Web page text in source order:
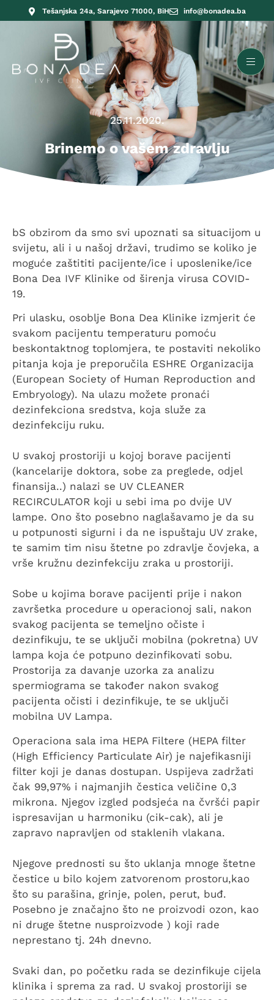
Tešanjska 24a, Sarajevo 71000, BiH info@bonadea.ba
25.11.2020.
Brinemo o vašem zdravlju
bS obzirom da smo svi upoznati sa situacijom u
svijetu, ali i u našoj državi, trudimo se koliko je
moguće zaštititi pacijente/ice i uposlenike/ice
Bona Dea IVF Klinike od širenja virusa COVID-
19.
Pri ulasku, osoblje Bona Dea Klinike izmjerit će
svakom pacijentu temperaturu pomoću
beskontaktnog toplomjera, te postaviti nekoliko
pitanja koja je preporučila ESHRE Organizacija
(European Society of Human Reproduction and
Embryology). Na ulazu možete pronaći
dezinfekciona sredstva, koja služe za
dezinfekciju ruku.
U svakoj prostoriji u kojoj borave pacijenti
(kancelarije doktora, sobe za preglede, odjel
finansija..) nalazi se UV CLEANER
RECIRCULATOR koji u sebi ima po dvije UV
lampe. Ono što posebno naglašavamo je da su
u potpunosti sigurni i da ne ispuštaju UV zrake,
te samim tim nisu štetne po zdravlje čovjeka, a
vrše kružnu dezinfekciju zraka u prostoriji.
Sobe u kojima borave pacijenti prije i nakon
završetka procedure u operacionoj sali, nakon
svakog pacijenta se temeljno očiste i
dezinfikuju, te se uključi mobilna (pokretna) UV
lampa koja će potpuno dezinfikovati sobu.
Prostorija za davanje uzorka za analizu
spermiograma se također nakon svakog
pacijenta očisti i dezinfikuje, te se uključi
mobilna UV Lampa.
Operaciona sala ima HEPA Filtere (HEPA filter
(High Efficiency Particulate Air) je najefikasniji
filter koji je danas dostupan. Uspijeva zadržati
čak 99,97% i najmanjih čestica veličine 0,3
mikrona. Njegov izgled podsjeća na čvršći papir
ispresavijan u harmoniku (cik-cak), ali je
zapravo napravljen od staklenih vlakana.
Njegove prednosti su što uklanja mnoge štetne
čestice u bilo kojem zatvorenom prostoru,kao
što su parašina, grinje, polen, perut, buđ.
Posebno je značajno što ne proizvodi ozon, kao
ni druge štetne nusproizvode ) koji rade
neprestano tj. 24h dnevno.
Svaki dan, po početku rada se dezinfikuje cijela
klinika i sprema za rad. U svakoj prostoriji se